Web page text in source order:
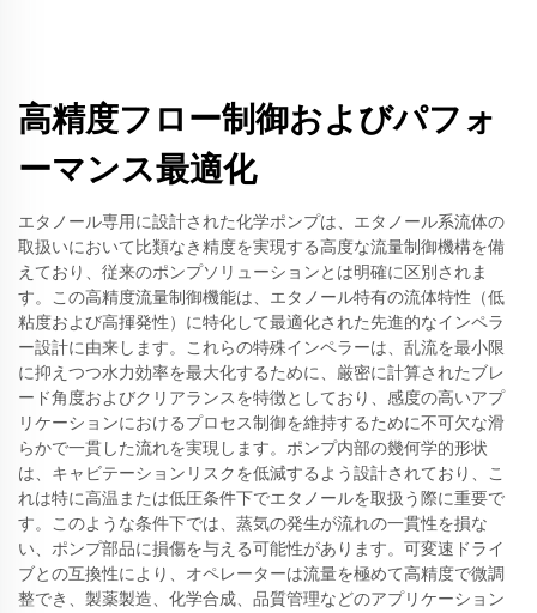
高精度フロー制御およびパフォ
ーマンス最適化
エタノール専用に設計された化学ポンプは、エタノール系流体の
取扱いにおいて比類なき精度を実現する高度な流量制御機構を備
えており、従来のポンプソリューションとは明確に区別されま
す。この高精度流量制御機能は、エタノール特有の流体特性（低
粘度および高揮発性）に特化して最適化された先進的なインペラ
ー設計に由来します。これらの特殊インペラーは、乱流を最小限
に抑えつつ水力効率を最大化するために、厳密に計算されたブレ
ード角度およびクリアランスを特徴としており、感度の高いアプ
リケーションにおけるプロセス制御を維持するために不可欠な滑
らかで一貫した流れを実現します。ポンプ内部の幾何学的形状
は、キャビテーションリスクを低減するよう設計されており、こ
れは特に高温または低圧条件下でエタノールを取扱う際に重要で
す。このような条件下では、蒸気の発生が流れの一貫性を損な
い、ポンプ部品に損傷を与える可能性があります。可変速ドライ
ブとの互換性により、オペレーターは流量を極めて高精度で微調
整でき、製薬製造、化学合成、品質管理などのアプリケーション